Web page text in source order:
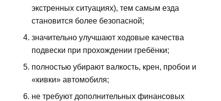
экстренных ситуациях), тем самым езда
становится более безопасной;
значительно улучшают ходовые качества
подвески при прохождении гребёнки;
полностью убирают валкость, крен, пробои и
«кивки» автомобиля;
не требуют дополнительных финансовых